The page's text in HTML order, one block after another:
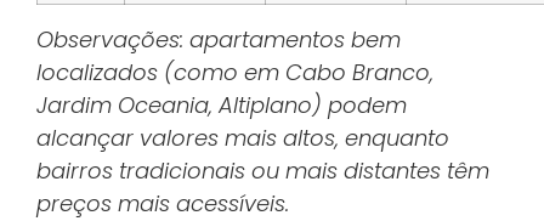
Observações: apartamentos bem
localizados (como em Cabo Branco,
Jardim Oceania, Altiplano) podem
alcançar valores mais altos, enquanto
bairros tradicionais ou mais distantes têm
preços mais acessíveis.